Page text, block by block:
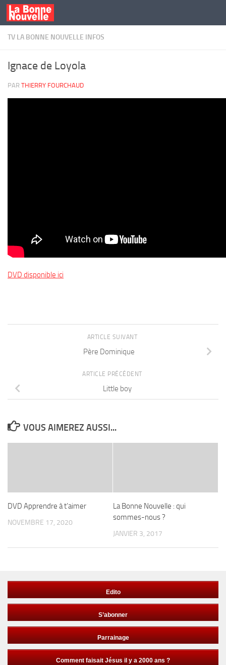
Skip to content
TV LA BONNE NOUVELLE INFOS
Ignace de Loyola
PAR THIERRY FOURCHAUD
DVD disponible ici
ARTICLE SUIVANT
Père Dominique
ARTICLE PRÉCÉDENT
Little boy
VOUS AIMEREZ AUSSI...
DVD Apprendre à t’aimer
NOVEMBRE 17, 2020
La Bonne Nouvelle : qui
sommes-nous ?
JANVIER 3, 2017
Edito
S’abonner
Parrainage
Comment faisait Jésus il y a 2000 ans ?